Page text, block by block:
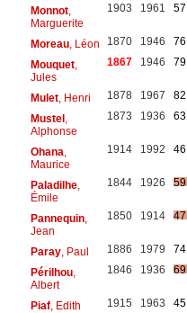
Monnot,
Marguerite
1903 1961 57
Moreau, Léon 1870 1946
76
Mouquet,
Jules
1867 1946 79
Mulet, Henri 1878 1967
82
Mustel,
Alphonse
1873 1936 63
Ohana
Maurice
1914 1992 46
Paladilhe,
Émile
1844 1926 59
Pannequin,
Jean
1850 1914 47
Paray, Paul 1886 1979
74
Périlhou,
Albert
1846 1936 69
Piaf, Edith 1915 1963
45